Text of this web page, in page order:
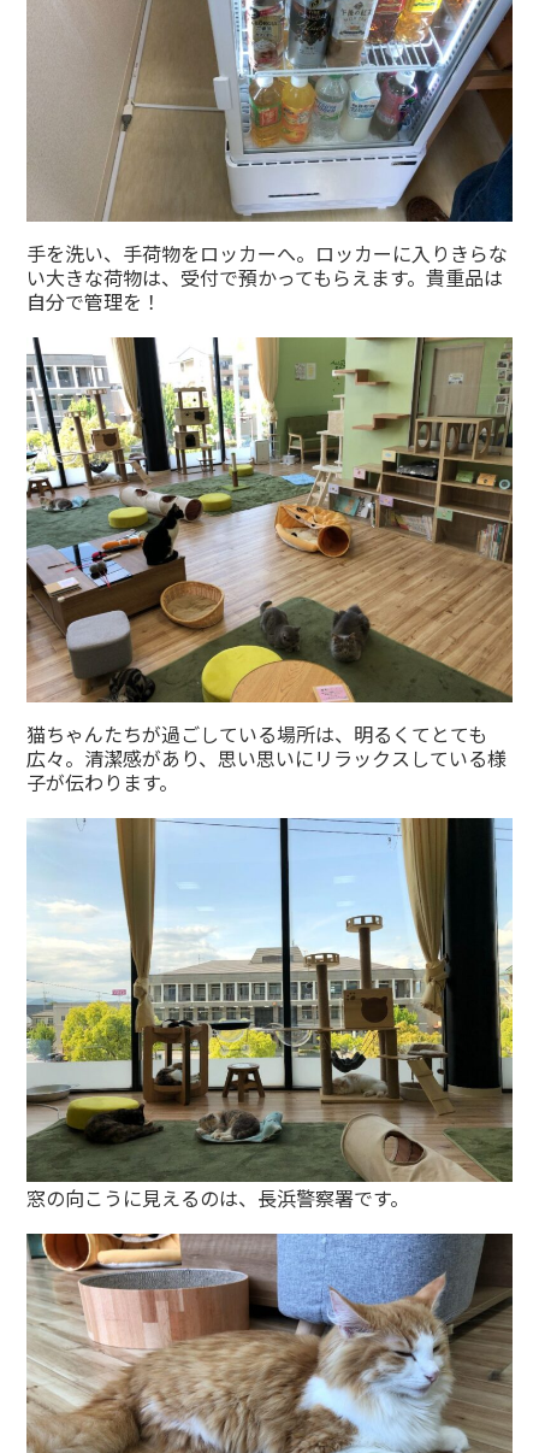
手を洗い、手荷物をロッカーへ。ロッカーに入りきらな
い大きな荷物は、受付で預かってもらえます。貴重品は
自分で管理を！
猫ちゃんたちが過ごしている場所は、明るくてとても
広々。清潔感があり、思い思いにリラックスしている様
子が伝わります。
窓の向こうに見えるのは、長浜警察署です。